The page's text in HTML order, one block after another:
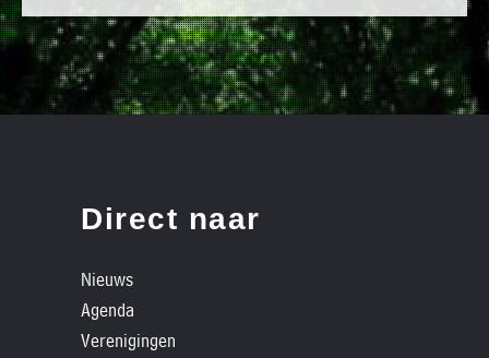
Direct naar
Nieuws
Agenda
Verenigingen
Informatie
lidmaatschap
»
Foto's
Historische
verhalen
Penningmeester
vacant
Algemeen
lid
Anco
Hoen
Algemeen
Ids
de